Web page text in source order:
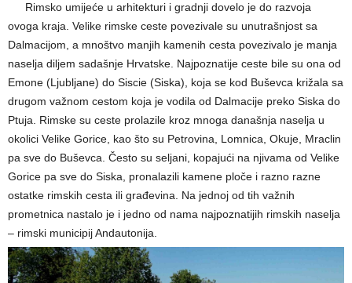
Rimsko umijeće u arhitekturi i gradnji dovelo je do razvoja
ovoga kraja. Velike rimske ceste povezivale su unutrašnjost sa
Dalmacijom, a mnoštvo manjih kamenih cesta povezivalo je manja
naselja diljem sadašnje Hrvatske. Najpoznatije ceste bile su ona od
Emone (Ljubljane) do Siscie (Siska), koja se kod Buševca križala sa
drugom važnom cestom koja je vodila od Dalmacije preko Siska do
Ptuja. Rimske su ceste prolazile kroz mnoga današnja naselja u
okolici Velike Gorice, kao što su Petrovina, Lomnica, Okuje, Mraclin
pa sve do Buševca. Često su seljani, kopajući na njivama od Velike
Gorice pa sve do Siska, pronalazili kamene ploče i razno razne
ostatke rimskih cesta ili građevina. Na jednoj od tih važnih
prometnica nastalo je i jedno od nama najpoznatijih rimskih naselja
– rimski municipij Andautonija.